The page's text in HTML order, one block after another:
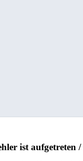
ist aufgetreten